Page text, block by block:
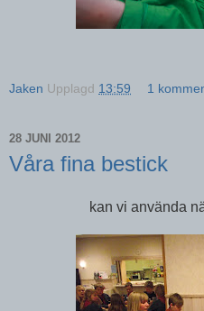
Jaken Upplagd 13:59 1
28 JUNI 2012
Våra fina bestick
kan vi använda